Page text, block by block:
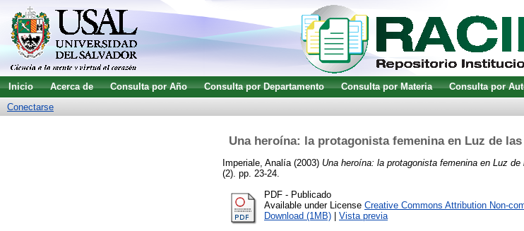
Inicio Acerca de Consulta por Año Consulta por Departamento Consulta por Materia Consulta por
Conectarse
Una heroína: la protagonista femenina en Luz de
Imperiale, Analía (2003) Una heroína: la protagonista femenina en Luz
(2). pp. 23-24.
PDF - Publicado
Available under License Creative Commons Attribution Non-
Download (1MB)
Vista previa